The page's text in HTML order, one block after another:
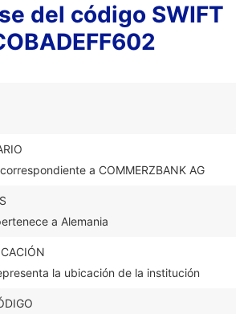
del código SWIFT
a COMMERZBANK AG
a Alemania
la ubicación de la institución